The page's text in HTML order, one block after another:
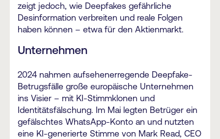
zeigt jedoch, wie Deepfakes gefährliche
Desinformation verbreiten und reale Folgen
haben können – etwa für den Aktienmarkt.
Unternehmen
2024 nahmen aufsehenerregende Deepfake-
Betrugsfälle große europäische Unternehmen
ins Visier – mit KI-Stimmklonen und
Identitätsfälschung. Im Mai legten Betrüger ein
gefälschtes WhatsApp-Konto an und nutzten
eine KI-generierte Stimme von Mark Read, CEO